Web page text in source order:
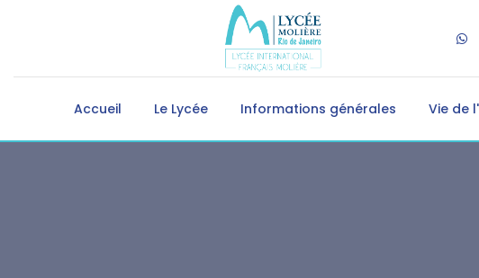
Accueil Le Lycée Informations générales Vie de